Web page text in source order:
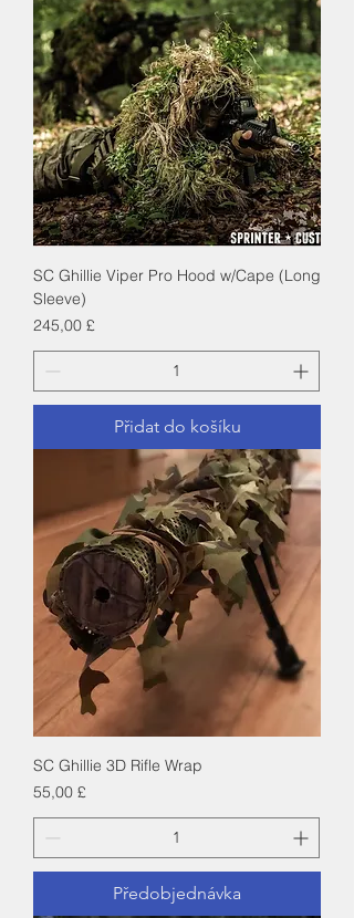
SC Ghillie Viper Pro Hood w/Cape (Long
Sleeve)
Cena
245,00 £
Přidat do košíku
SC Ghillie 3D Rifle Wrap
Cena
55,00 £
Předobjednávka